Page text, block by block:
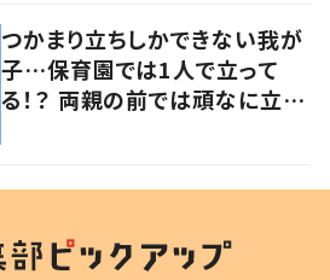
つかまり立ちしかできない我が
子…保育園では1人で立って
る！？ 両親の前では頑なに立た